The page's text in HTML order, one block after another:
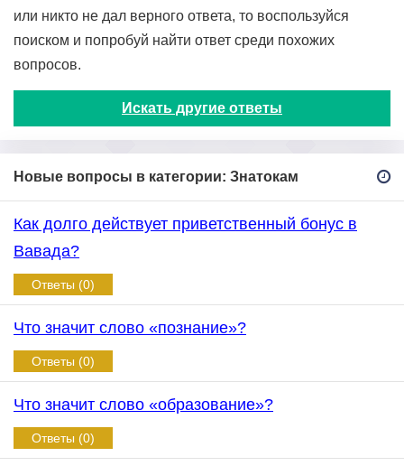
или никто не дал верного ответа, то воспользуйся
поиском и попробуй найти ответ среди похожих
вопросов.
Искать другие ответы
Новые вопросы в категории: Знатокам
Как долго действует приветственный бонус в
Вавада?
Ответы (0)
Что значит слово «познание»?
Ответы (0)
Что значит слово «образование»?
Ответы (0)